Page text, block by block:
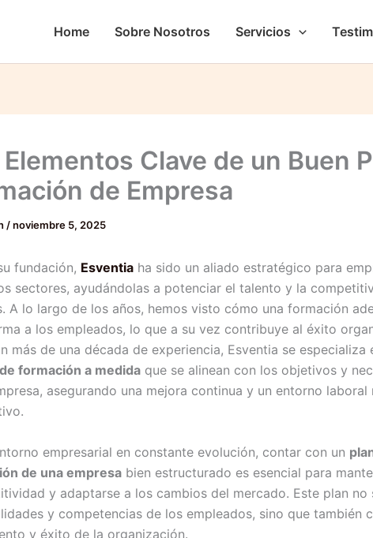
Home Sobre Nosotros Servicios
Clave de un Buen
de Empresa
/noviembre 5, 2025
fundación, Esventia ha sido un aliado estratégico para
sectores, ayudándolas a potenciar el talento y la
A lo largo de los años, hemos visto cómo una formación
a los empleados, lo que a su vez contribuye al éxito
más de una década de experiencia, Esventia se especializa
formación a medida que se alinean con los objetivos y
asegurando una mejora continua y un entorno laboral
empresarial en constante evolución, contar con un
de una empresa bien estructurado es esencial para
y adaptarse a los cambios del mercado. Este plan no
y competencias de los empleados, sino que también
y éxito de la organización.